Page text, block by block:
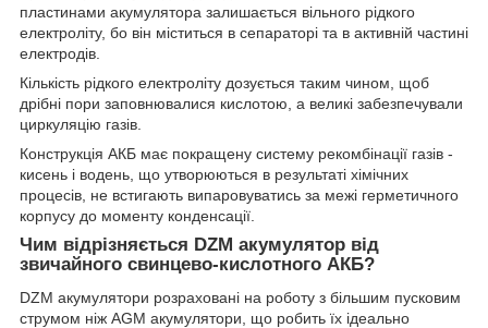
пластинами акумулятора залишається вільного рідкого
електроліту, бо він міститься в сепараторі та в активній частині
електродів.
Кількість рідкого електроліту дозується таким чином, щоб
дрібні пори заповнювалися кислотою, а великі забезпечували
циркуляцію газів.
Конструкція АКБ має покращену систему рекомбінації газів -
кисень і водень, що утворюються в результаті хімічних
процесів, не встигають випаровуватись за межі герметичного
корпусу до моменту конденсації.
Чим відрізняється DZM акумулятор від
звичайного свинцево-кислотного АКБ?
DZM акумулятори розраховані на роботу з більшим пусковим
струмом ніж AGM акумулятори, що робить їх ідеально